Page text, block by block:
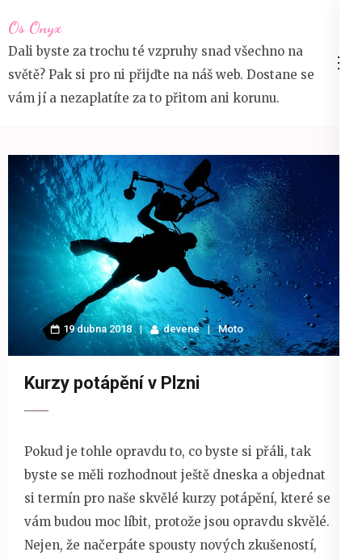
na
obsah
(stiskněte
Enter)
Os Onyx
Dali byste za trochu té vzpruhy snad všechno na
světě? Pak si pro ni přijďte na náš web. Dostane se
vám jí a nezaplatíte za to přitom ani korunu.
19 dubna 2018 devene Moto
Kurzy potápění v Plzni
Pokud je tohle opravdu to, co byste si přáli, tak
byste se měli rozhodnout ještě dneska a objednat
si termín pro naše skvělé kurzy potápění, které se
vám budou moc líbit, protože jsou opravdu skvělé.
Nejen, že načerpáte spousty nových zkušeností,